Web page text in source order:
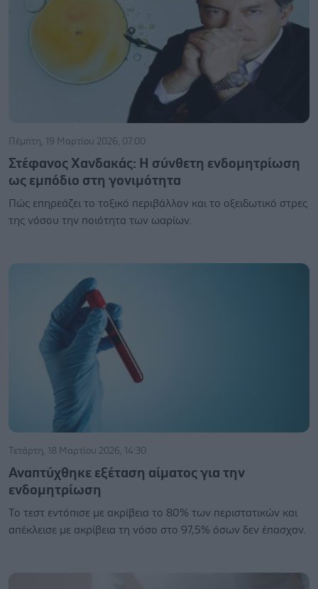
Πέμπτη, 19 Μαρτίου 2026, 07:00
Στέφανος Χανδακάς: Η σύνθετη ενδομητρίωση
ως εμπόδιο στη γονιμότητα
Πώς επηρεάζει το τοξικό περιβάλλον και το οξειδωτικό στρες
της νόσου την ποιότητα των ωαρίων.
Τετάρτη, 18 Μαρτίου 2026, 14:30
Αναπτύχθηκε εξέταση αίματος για την
ενδομητρίωση
Το τεστ εντόπισε με ακρίβεια το 80% των περιστατικών και
απέκλεισε με ακρίβεια τη νόσο στο 97,5% όσων δεν έπασχαν.